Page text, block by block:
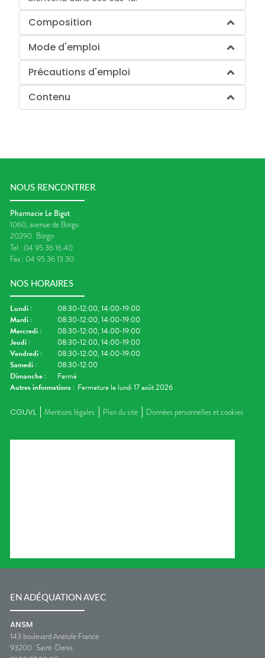
Composition
Mode d'emploi
Précautions d'emploi
Contenu
NOUS RENCONTRER
Pharmacie Le Bigot
1060, avenue de Borgo
20290 Borgo
Tel : 04 95 36 16 40
Fax : 04 95 36 13 30
NOS HORAIRES
Lundi :
08:30-12:00, 14:00-19:00
Mardi :
08:30-12:00, 14:00-19:00
Mercredi :
08:30-12:00, 14:00-19:00
Jeudi :
08:30-12:00, 14:00-19:00
Vendredi :
08:30-12:00, 14:00-19:00
Samedi :
08:30-12:00
Dimanche :
Fermé
Autres informations : Fermeture le lundi 17 août 2026
CGUVL Mentions légales Plan du site Données personnelles et cookies
EN ADÉQUATION AVEC
ANSM
143 boulevard Anatole France
93200 Saint-Denis